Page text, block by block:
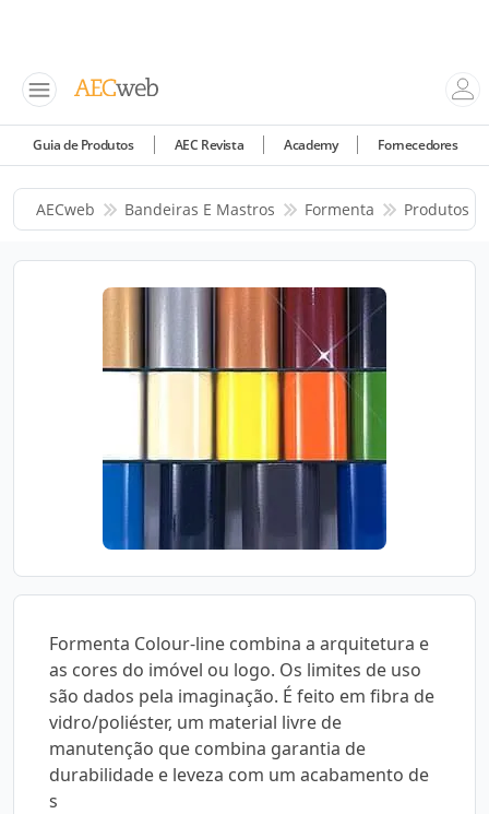
Guia de Produtos AEC Revista Academy Fornecedores
AECweb Bandeiras E Mastros Formenta Produtos
Formenta Colour-line combina a arquitetura e
as cores do imóvel ou logo. Os limites de uso
são dados pela imaginação. É feito em fibra de
vidro/poliéster, um material livre de
manutenção que combina garantia de
durabilidade e leveza com um acabamento de
s